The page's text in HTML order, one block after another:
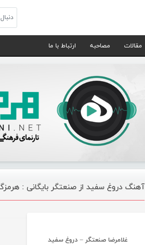
مقالات مصاحبه ارتباط با ما
آهنگ دروغ سفید از صنعتگر بایگانی :
غلامرضا صنعتگر – دروغ سفید